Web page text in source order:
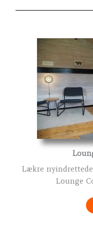
Lækre
Lounge